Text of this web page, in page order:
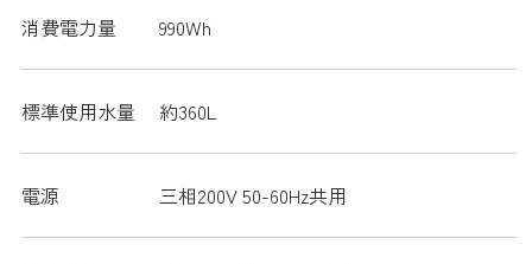
消費電力量 990Wh
標準使用水量 約360L
電源 三相200V 50-60Hz共用